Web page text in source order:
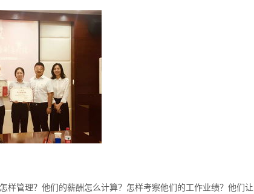
样管理？他们的薪酬怎么计算？怎样考察他们的工作业绩？他们让